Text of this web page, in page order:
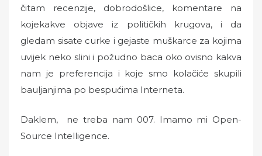
čitam recenzije, dobrodošlice, komentare na
kojekakve objave iz političkih krugova, i da
gledam sisate curke i gejaste muškarce za kojima
uvijek neko slini i požudno baca oko ovisno kakva
nam je preferencija i koje smo kolačiće skupili
bauljanjima po bespućima Interneta.
Daklem, ne treba nam 007. Imamo mi Open-
Source Intelligence.